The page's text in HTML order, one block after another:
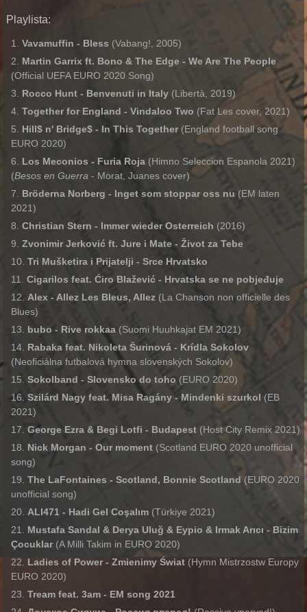
Playlista:
Vavamuffin - Bless (Vabang!, 2005)
Martin Garrix ft. Bono & The Edge - We Are The People
(Official UEFA EURO 2020 Song)
Rocco Hunt - Benvenuti in Italy (Libertà, 2019)
Together for England - Vindaloo Two (Fat Les cover, 2021)
Hill$ n' Bridge$ - In This Together(England football song
EURO 2020)
Los Meconios - Furia Roja (Himno Seleccion Espanola 2021)
(Besos en Guerra - Morat, Juanes cover)
Bröderna Norberg - Inget som stoppar oss nu (EM laten
2021)
Christian Stern - Immer wieder Osterreich (2016)
Zvonimir Jerković ft. Jure i Mate -Život za Tebe
Tri Mušketira i Prijatelji - Srce Hrvatsko
Cigarilos feat. Ćiro Blažević - Hrvatska se ne pobjeđuje
Alex - Allez Les Bleus, Allez (La Chanson non officielle des
Blues)
bubo - Rive rokkaa (Suomi Huuhkajat EM 2021)
Rabaka feat. Nikoleta Šurinová - Krídla Sokolov
(Neoficiálna futbalová hymna slovenských Sokolov)
Sokolband - Slovensko do toho (EURO 2020)
Szilárd Nagy feat. Misa Ragány - Mindenki szurkol (EB
2021)
George Ezra & Begi Lotfi - Budapest (Host City Remix 2021)
Nick Morgan - Our moment (Scotland EURO 2020 unofficial
song)
The LaFontaines - Scotland, Bonnie Scotland(EURO 2020
unofficial song)
ALI471 - Hadi Gel Coşalım (Türkiye 2021)
Mustafa Sandal & Derya Uluğ & Eypio & Irmak Arıcı - Bizim
Çocuklar (A Milli Takim in EURO 2020)
Ladies of Power - Zmienimy Świat (Hymn Mistrzostw Europy
EURO 2020)
Tream feat. 3am - EM song 2021